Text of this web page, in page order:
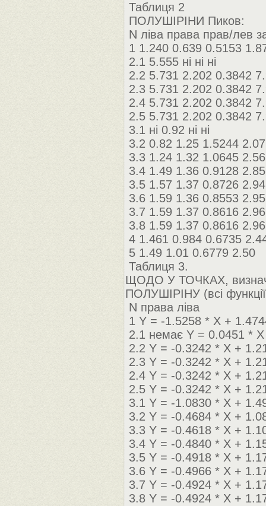
Таблиця 2
ПОЛУШІРІНИ Пиков:
N ліва права прав/лев
1 1.240 0.639 0.5153
2.1 5.555 ні ні ні
2.2 5.731 2.202 0.3842
2.3 5.731 2.202 0.3842
2.4 5.731 2.202 0.3842
2.5 5.731 2.202 0.3842
3.1 ні 0.92 ні ні
3.2 0.82 1.25 1.5244 2.07
3.3 1.24 1.32 1.0645 2.56
3.4 1.49 1.36 0.9128 2.85
3.5 1.57 1.37 0.8726 2.94
3.6 1.59 1.36 0.8553 2.95
3.7 1.59 1.37 0.8616 2.96
3.8 1.59 1.37 0.8616 2.96
4 1.461 0.984 0.6735
5 1.49 1.01 0.6779 2.50
Таблиця 3.
ЩОДО У ТОЧКАХ,
ПОЛУШІРІНУ (всі
N права ліва
1 Y = -1.5258 * X +
2.1 немає Y = 0.0451 *
2.2 Y = -0.3242 * X +
2.3 Y = -0.3242 * X +
2.4 Y = -0.3242 * X +
2.5 Y = -0.3242 * X +
3.1 Y = -1.0830 * X +
3.2 Y = -0.4684 * X +
3.3 Y = -0.4618 * X +
3.4 Y = -0.4840 * X +
3.5 Y = -0.4918 * X +
3.6 Y = -0.4966 * X +
3.7 Y = -0.4924 * X +
3.8 Y = -0.4924 * X +